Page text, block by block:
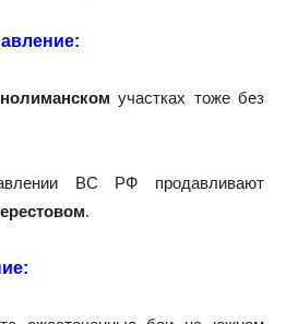
участках тоже без
ВС РФ продавливают
.